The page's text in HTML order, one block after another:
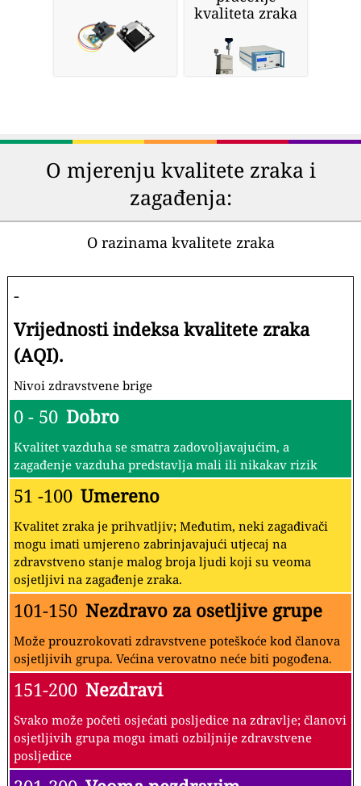
kvaliteta zraka
O mjerenju kvalitete zraka i
zagađenja:
O razinama kvalitete zraka
-
Vrijednosti indeksa kvalitete zraka
(AQI).
Nivoi zdravstvene brige
0 - 50 Dobro
Kvalitet vazduha se smatra zadovoljavajućim, a
zagađenje vazduha predstavlja mali ili nikakav rizik
51 -100 Umereno
Kvalitet zraka je prihvatljiv; Međutim, neki zagađivači
mogu imati umjereno zabrinjavajući utjecaj na
zdravstveno stanje malog broja ljudi koji su veoma
osjetljivi na zagađenje zraka.
101-150 Nezdravo za osetljive grupe
Može prouzrokovati zdravstvene poteškoće kod članova
osjetljivih grupa. Većina verovatno neće biti pogođena.
151-200 Nezdravi
Svako može početi osjećati posljedice na zdravlje; članovi
osjetljivih grupa mogu imati ozbiljnije zdravstvene
posljedice